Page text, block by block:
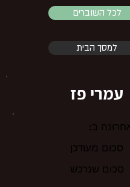
לכל השוברים
למסך הבית
עמרי פז
ב:
סכום מעודכן
סכום שנרכש